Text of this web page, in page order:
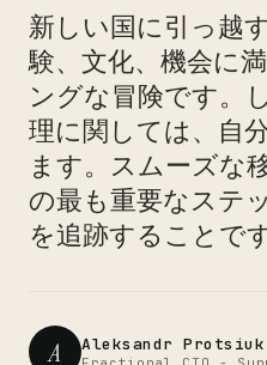
新しい国に引っ越
験、文化、機会に
ングな冒険です。
理に関しては、自
ます。スムーズな
の最も重要なステ
を追跡することです
A Aleksandr Protsiuk